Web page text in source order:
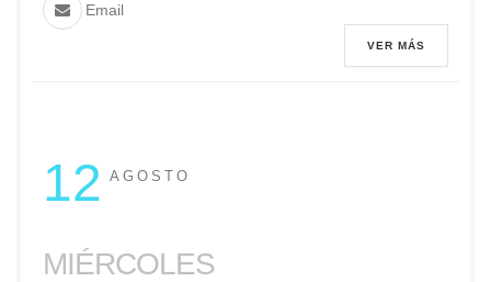
Email
VER MÁS
12 AGOSTO
MIÉRCOLES